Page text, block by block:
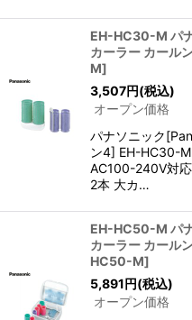
EH-HC30-M パ
カーラー カール
M]
3,507円(税込)
オープン価格
パナソニック
ン4] EH-HC30-
AC100-240V対
2本 大カ…
EH-HC50-M パ
カーラー カール
HC50-M]
5,891円(税込)
オープン価格